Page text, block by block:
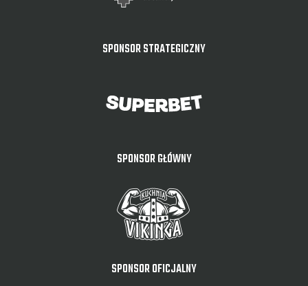
SPONSOR STRATEGICZNY
SPONSOR GŁÓWNY
SPONSOR OFICJALNY